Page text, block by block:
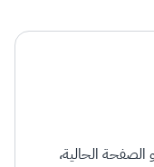
الحالية،